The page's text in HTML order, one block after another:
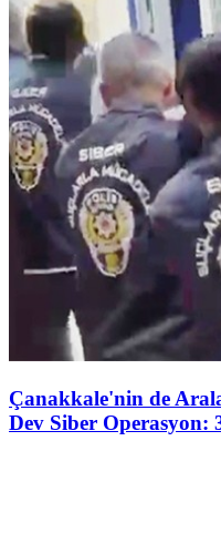
Çanakkale'nin de
Dev Siber Operasyon: